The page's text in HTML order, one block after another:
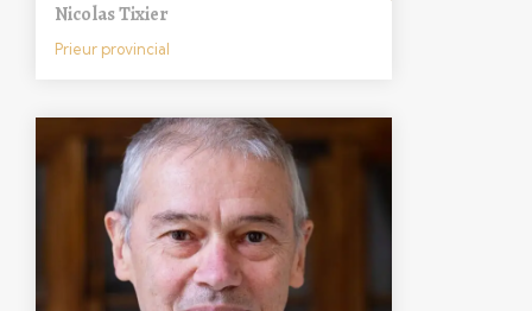
Nicolas Tixier
Prieur provincial